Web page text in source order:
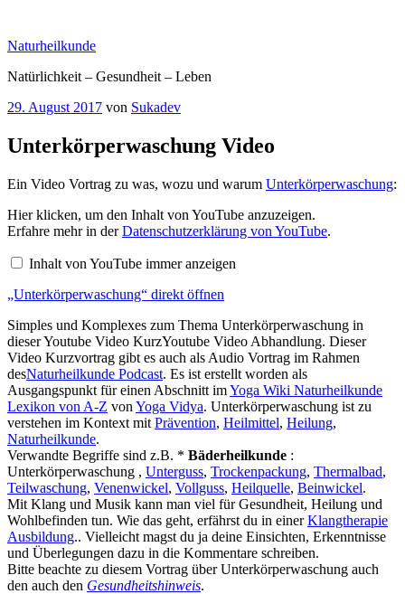
springen
Naturheilkunde
Natürlichkeit – Gesundheit – Leben
Veröffentlicht
29. August 2017 von Sukadev
Unterkörperwaschung Video
Ein Video Vortrag zu was, wozu und warum Unterkörperwaschung:
„Unterkörperwaschung“
von
YouTube
Hier klicken, um den Inhalt von YouTube anzuzeigen.
Erfahre mehr in derDatenschutzerklärung von YouTube.
Inhalt von YouTube immer anzeigen
„Unterkörperwaschung“ direkt öffnen
Simples und Komplexes zum Thema Unterkörperwaschung in
dieser Youtube Video KurzYoutube Video Abhandlung. Dieser
Video Kurzvortrag gibt es auch als Audio Vortrag im Rahmen
desNaturheilkunde Podcast. Es ist erstellt worden als
Ausgangspunkt für einen Abschnitt imYoga Wiki Naturheilkunde
Lexikon von A-Z von Yoga Vidya. Unterkörperwaschung ist zu
verstehen im Kontext mit Prävention, Heilmittel, Heilung,
Naturheilkunde.
Verwandte Begriffe sind z.B. * Bäderheilkunde :
Unterkörperwaschung , Unterguss, Trockenpackung, Thermalbad,
Teilwaschung, Venenwickel, Vollguss, Heilquelle, Beinwickel.
Mit Klang und Musik kann man viel für Gesundheit, Heilung und
Wohlbefinden tun. Wie das geht, erfährst du in einerKlangtherapie
Ausbildung.. Vielleicht magst du ja deine Einsichten, Erkenntnisse
und Überlegungen dazu in die Kommentare schreiben.
Bitte beachte zu diesem Vortrag über Unterkörperwaschung auch
den auch den Gesundheitshinweis.